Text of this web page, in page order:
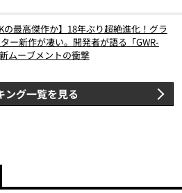
の最高傑作か】18年ぶり超絶進化！グラ
ー新作が凄い。開発者が語る「GWR-
ムーブメントの衝撃
ング一覧を見る